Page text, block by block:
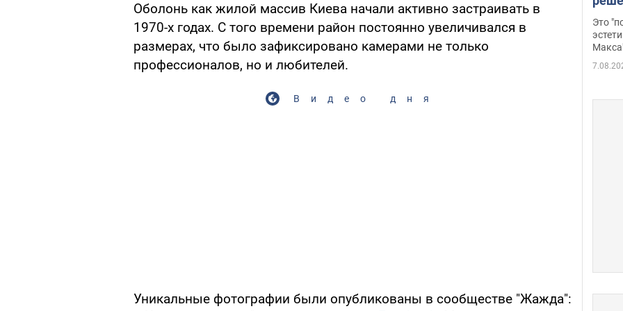
Оболонь как жилой массив Киева начали активно застраивать в
1970-х годах. С того времени район постоянно увеличивался в
размерах, что было зафиксировано камерами не только
профессионалов, но и любителей.
Видео дня
Уникальные фотографии были опубликованы в сообществе "Жажда":
Это